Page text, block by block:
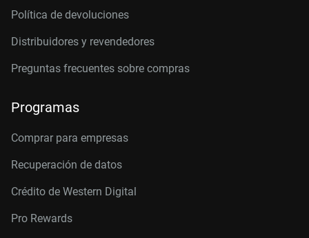
Política de devoluciones
Distribuidores y revendedores
Preguntas frecuentes sobre compras
Programas
Comprar para empresas
Recuperación de datos
Crédito de Western Digital
Pro Rewards